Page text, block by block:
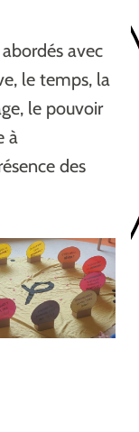
avec
le temps, la
le pouvoir
à
des